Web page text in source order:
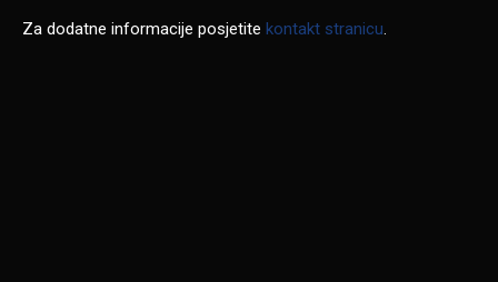
Za dodatne informacije posjetite kontakt stranicu.